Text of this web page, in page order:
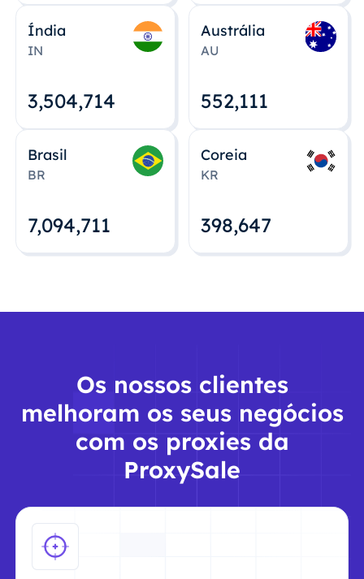
Índia
IN
3,504,715
Austrália
AU
552,112
Brasil
BR
7,094,712
Coreia
KR
398,648
Os nossos clientes
melhoram os seus negócios
com os proxies da
ProxySale